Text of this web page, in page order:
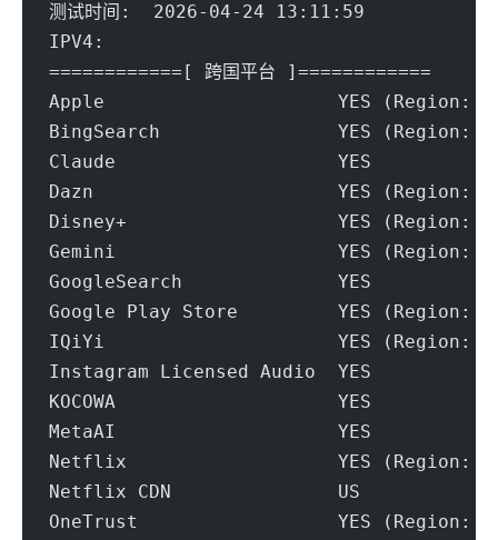
测试时间:  2026-04-24 13:11:59
IPV4:
============[ 跨国平台 ]============
Apple                     YES (Region:
BingSearch                YES (Region:
Claude                    YES
Dazn                      YES (Region:
Disney+                   YES (Region:
Gemini                    YES (Region:
GoogleSearch              YES
Google Play Store         YES (Region:
IQiYi                     YES (Region:
Instagram Licensed Audio  YES
KOCOWA                    YES
MetaAI                    YES
Netflix                   YES (Region:
Netflix CDN               US
OneTrust                  YES (Region: US